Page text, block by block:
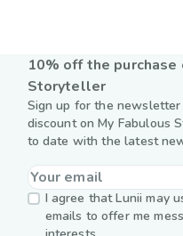
10% off the purchase
Storyteller
Sign up for the
discount on My Fabulous
to date with the latest
I agree that Lunii may
emails to offer me